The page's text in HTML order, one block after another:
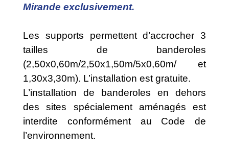
Mirande exclusivement.
Les supports permettent d’accrocher 3
tailles de banderoles
(2,50x0,60m/2,50x1,50m/5x0,60m/ et
1,30x3,30m). L’installation est gratuite.
L’installation de banderoles en dehors
des sites spécialement aménagés est
interdite conformément au Code de
l’environnement.